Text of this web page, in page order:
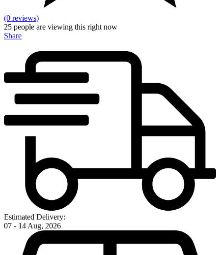
(0 reviews)
25 people are viewing this right now
Share
Estimated Delivery:
07 - 14 Aug, 2026